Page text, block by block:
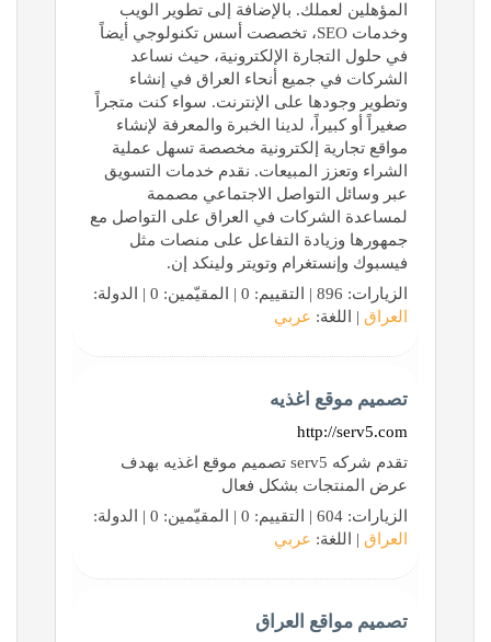
المؤهلين لعملك. بالإضافة إلى تطوير الويب
وخدمات SEO، تخصصت أسس تكنولوجي أيضاً
في حلول التجارة الإلكترونية، حيث نساعد
الشركات في جميع أنحاء العراق في إنشاء
وتطوير وجودها على الإنترنت. سواء كنت متجراً
صغيراً أو كبيراً، لدينا الخبرة والمعرفة لإنشاء
مواقع تجارية إلكترونية مخصصة تسهل عملية
الشراء وتعزز المبيعات. نقدم خدمات التسويق
عبر وسائل التواصل الاجتماعي مصممة
لمساعدة الشركات في العراق على التواصل مع
جمهورها وزيادة التفاعل على منصات مثل
فيسبوك وإنستغرام وتويتر ولينكد إن.
الزيارات: 896 | التقييم: 0 | المقيّمين: 0 | الدولة:
العراق | اللغة: عربي
تصميم موقع اغذيه
http://serv5.com
تقدم شركه serv5 تصميم موقع اغذيه بهدف
عرض المنتجات بشكل فعال
الزيارات: 604 | التقييم: 0 | المقيّمين: 0 | الدولة:
العراق | اللغة: عربي
تصميم مواقع العراق